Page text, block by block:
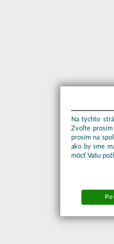
Na týchto
Zvoľte prosím
prosím na
ako by sme
môcť Vašu